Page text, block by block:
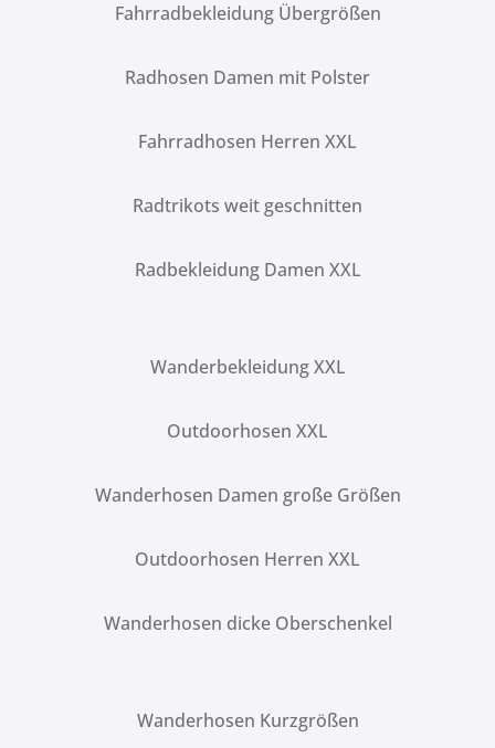
Fahrradbekleidung Übergrößen
Radhosen Damen mit Polster
Fahrradhosen Herren XXL
Radtrikots weit geschnitten
Radbekleidung Damen XXL
Wanderbekleidung XXL
Outdoorhosen XXL
Wanderhosen Damen große Größen
Outdoorhosen Herren XXL
Wanderhosen dicke Oberschenkel
Wanderhosen Kurzgrößen